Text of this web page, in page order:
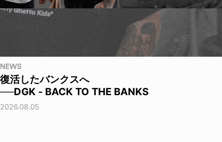
NEWS
復活したバンクスへ
──DGK - BACK TO THE BANKS
2026.08.05